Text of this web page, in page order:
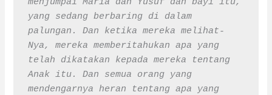
menjumpai Maria dan Yusuf dan bayi itu,
yang sedang berbaring di dalam
palungan. Dan ketika mereka melihat-
Nya, mereka memberitahukan apa yang
telah dikatakan kepada mereka tentang
Anak itu. Dan semua orang yang
mendengarnya heran tentang apa yang